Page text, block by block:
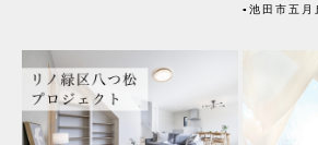
●当該情報の提供を受ける者又は提供を受ける
属性
（1）不動産の売買契約、賃貸借契約等を通じ
る者。また、成約に至るまでの過程においてそ
（2）他の宅地建物取引業者。（成約に至るま
▪池田市五